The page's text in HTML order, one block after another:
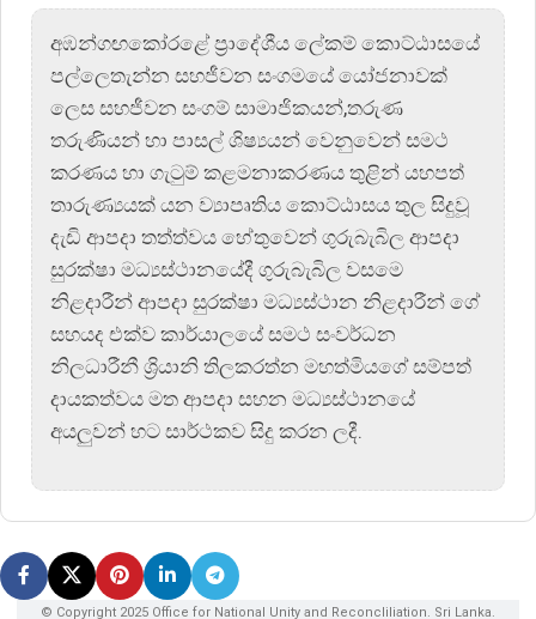
අඹන්ගඟකෝරළේ ප්‍රාදේශීය ලේකම් කොට්ඨාසයේ
පල්ලෙතැන්න සහජීවන සංගමයේ යෝජනාවක්
ලෙස සහජීවන සංගම් සාමාජිකයන්,තරුණ
තරුණියන් හා පාසල් ශිෂ්‍යයන් වෙනුවෙන් සමථ
කරණය හා ගැටුම් කළමනාකරණය තුළින් යහපත්
තාරුණ්‍යයක් යන ව්‍යාපෘතිය කොට්ඨාසය තුල සිදුවූ
දැඩි ආපදා තත්ත්වය හේතුවෙන් ගුරුබැබිල ආපදා
සුරක්ෂා මධ්‍යස්ථානයේදී ගුරුබැබිල වසමෙ
නිළදාරීන් ආපදා සුරක්ෂා මධ්‍යස්ථාන නිළදාරීන් ගේ
සහයද එක්ව කාර්යාලයේ සමථ සංවර්ධන
නිලධාරීනී ශ්‍රියානි තිලකරත්න මහත්මියගේ සම්පත්
දායකත්වය මත ආපදා සහන මධ්‍යස්ථානයේ
අයලුවන් හට සාර්ථකව සිදු කරන ලදී.
© Copyright 2025 Office for National Unity and Reconcliliation. Sri Lanka.